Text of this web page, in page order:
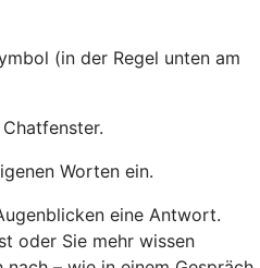
(in der Regel unten am
Worten ein.
eine Antwort.
oder Sie mehr wissen